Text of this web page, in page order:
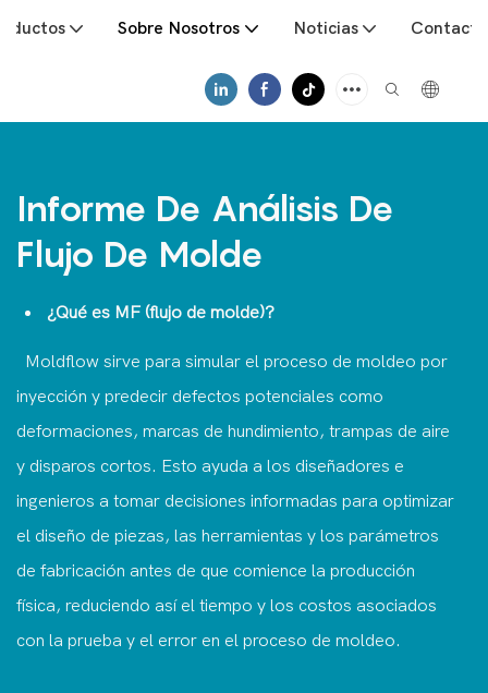
Sobre Nosotros Noticias
Informe De Análisis De
Flujo De Molde
¿Qué es MF (flujo de molde)?
Moldflow sirve para simular el proceso de moldeo por
inyección y predecir defectos potenciales como
deformaciones, marcas de hundimiento, trampas de aire
y disparos cortos. Esto ayuda a los diseñadores e
ingenieros a tomar decisiones informadas para optimizar
el diseño de piezas, las herramientas y los parámetros
de fabricación antes de que comience la producción
física, reduciendo así el tiempo y los costos asociados
con la prueba y el error en el proceso de moldeo.